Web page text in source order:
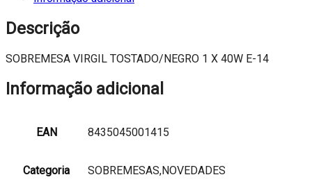
Descrição
SOBREMESA VIRGIL TOSTADO/NEGRO 1 X 40W E-14
Informação adicional
EAN 8435045001415
Categoria SOBREMESAS,NOVEDADES